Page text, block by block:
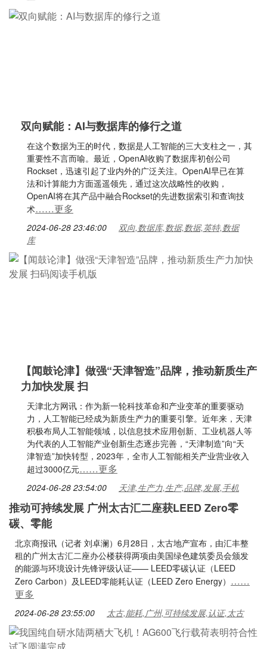
双向赋能：AI与数据库的修行之道
在这个数据为王的时代，数据是人工智能的三大支柱之一，其
重要性不言而喻。最近，OpenAI收购了数据库初创公司
Rockset，迅速引起了业内外的广泛关注。OpenAI早已在算
法和计算能力方面遥遥领先，通过这次战略性的收购，
OpenAI将在其产品中融合Rockset的先进数据索引和查询技
术……更多
2024-06-28 23:46:00
双向,数据库,数据,数据,英特,数据
库
【闻鼓论津】做强“天津智造”品牌，推动新质生产
力加快发展 扫
天津北方网讯：作为新一轮科技革命和产业变革的重要驱动
力，人工智能已经成为新质生产力的重要引擎。近年来，天津
积极布局人工智能领域，以信息技术应用创新、工业机器人等
为代表的人工智能产业创新生态逐步完善，“天津制造”向“天
津智造”加快转型，2023年，全市人工智能相关产业营业收入
超过3000亿元……更多
2024-06-28 23:54:00 天津,生产力,生产,品牌,发展,手机
推动可持续发展 广州太古汇二座获LEED Zero零
碳、零能
北京商报讯（记者 刘卓澜）6月28日，太古地产宣布，由汇丰整
租的广州太古汇二座办公楼获得两项由美国绿色建筑委员会颁发
的能源与环境设计先锋评级认证—— LEED零碳认证（LEED
Zero Carbon）及LEED零能耗认证（LEED Zero Energy） ……
更多
2024-06-28 23:55:00 太古,能耗,广州,可持续发展,认证,太古